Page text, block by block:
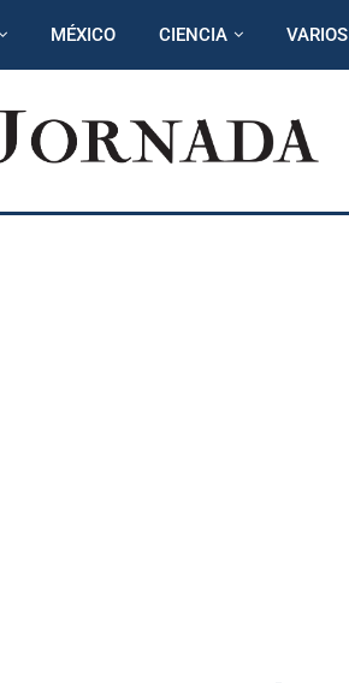
MÉXICO CIENCIA VARIOS